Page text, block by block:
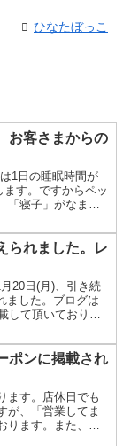
ひなたぼっこ
客さまからの
1日の睡眠時間が
す。ですからペッ
「寝子」がなまっ
られました。レ
20日(月)、引き続
ました。ブログは
して頂いておりま
ポンに掲載され
ます。店休日でも
が、「営業してま
ります。また、直